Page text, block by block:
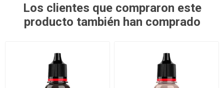
Los clientes que compraron este
producto también han comprado